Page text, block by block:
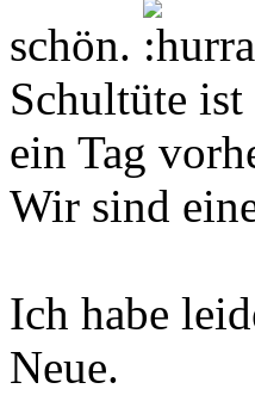
schön.
Schultüte
ein Tag
Wir sind
Ich habe
Neue.